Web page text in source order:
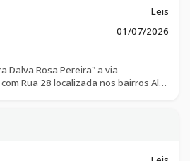
Leis
01/07/2026
Dalva Rosa Pereira" a via
Rua 28 localizada nos bairros Alto